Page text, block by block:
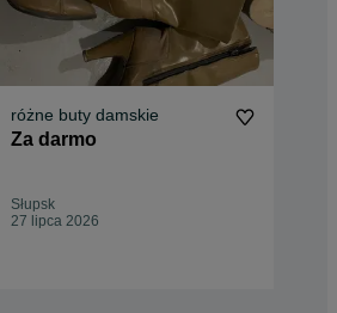
różne buty damskie
Za darmo
Słupsk
27 lipca 2026